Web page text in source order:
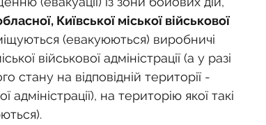
Київської міської військової
(евакуюються) виробничі
військової адміністрації (а у разі
стану на відповідній території -
адміністрації), на територію якої такі